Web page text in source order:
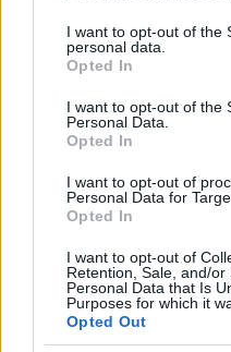
not limited to your visit or
grant or deny consent to
use your data for below
consent section.
I want to opt-out of the
personal data.
Opted In
I want to opt-out of the
Personal Data.
Opted In
I want to opt-out of
Personal Data for
Opted In
I want to opt-out of
Retention, Sale, and/or
Personal Data that Is
Purposes for which it
Opted Out
“Jāstrādā
jāpaliek
piedzīvo
darba
tas nav